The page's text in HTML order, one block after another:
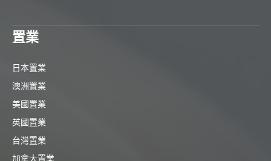
置業
日本置業
澳洲置業
美國置業
英國置業
台灣置業
加拿大置業